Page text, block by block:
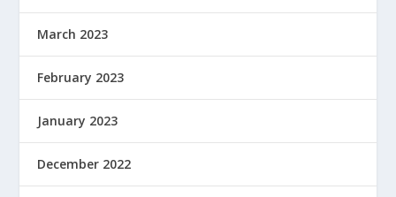
March 2023
February 2023
January 2023
December 2022